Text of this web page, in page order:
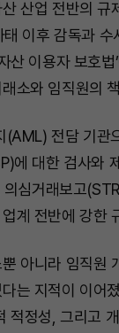
산업 전반의 규
태 이후 감독과
산 이용자 보호
소와 임직원의
(AML) 전담 기관
에 대한 검사와
심거래보고
계 전반에 강한
아니라 임직원
는 지적이 이어
적정성, 그리고